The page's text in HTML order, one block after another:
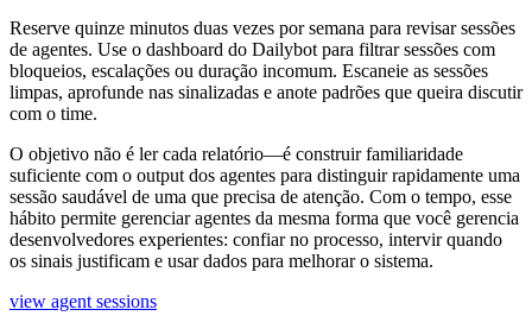
Reserve quinze minutos duas vezes por semana para revisar sessões
de agentes. Use o dashboard do Dailybot para filtrar sessões com
bloqueios, escalações ou duração incomum. Escaneie as sessões
limpas, aprofunde nas sinalizadas e anote padrões que queira discutir
com o time.
O objetivo não é ler cada relatório—é construir familiaridade
suficiente com o output dos agentes para distinguir rapidamente uma
sessão saudável de uma que precisa de atenção. Com o tempo, esse
hábito permite gerenciar agentes da mesma forma que você gerencia
desenvolvedores experientes: confiar no processo, intervir quando
os sinais justificam e usar dados para melhorar o sistema.
view agent sessions